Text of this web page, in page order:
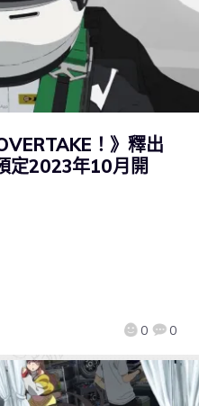
！》釋出
2023年10月開
0 0